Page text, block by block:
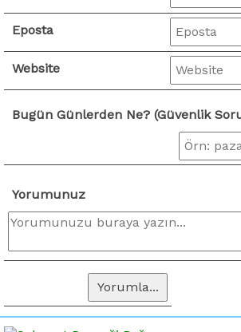
Eposta
Website
Bugün Günlerden Ne? (Güvenlik
Yorumunuz